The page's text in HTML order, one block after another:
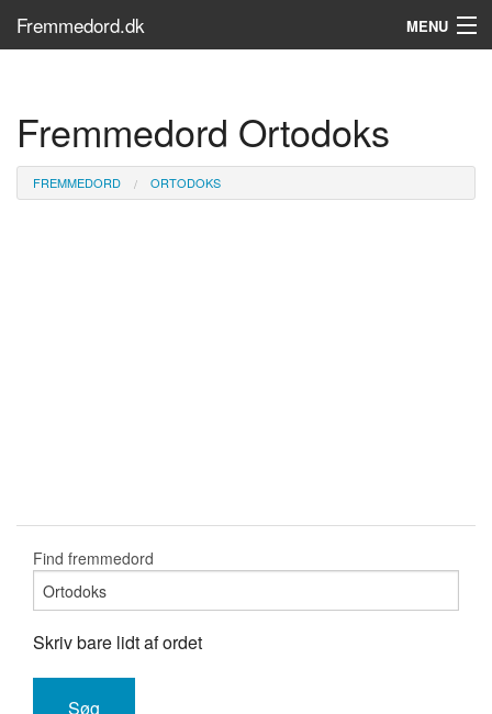
Fremmedord.dk MENU
Søg...
Find bøger
Fremmedord Ortodoks
FREMMEDORD ORTODOKS
Find fremmedord
Skriv bare lidt af ordet